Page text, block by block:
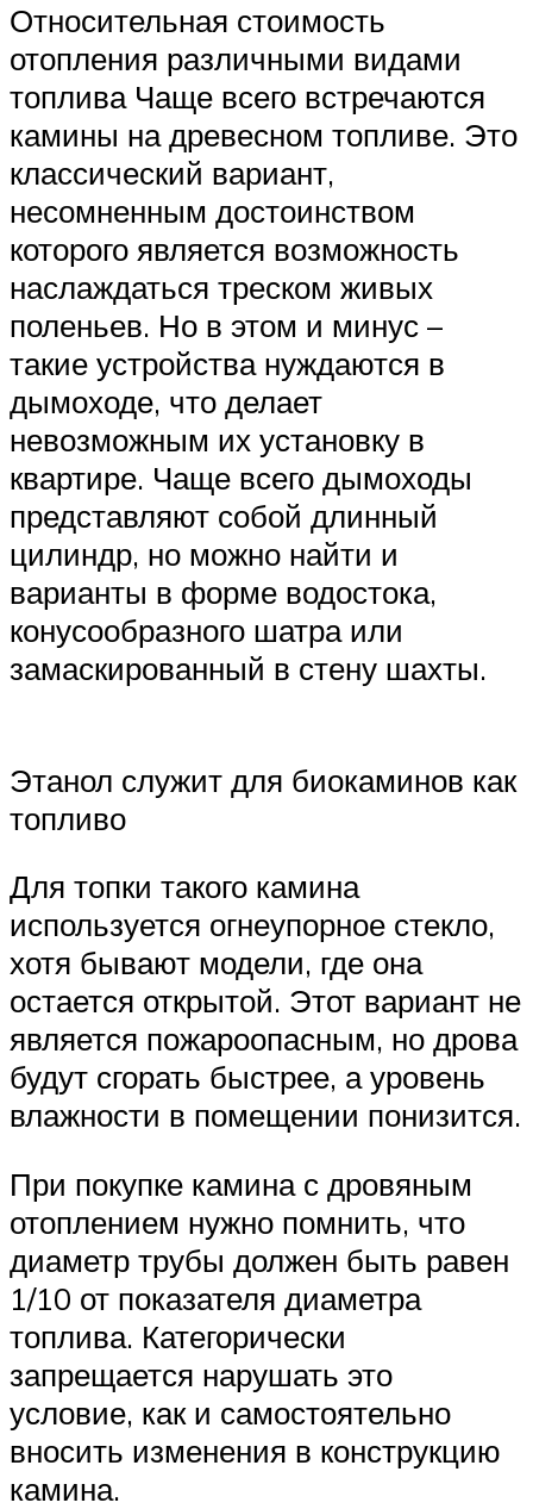
Относительная стоимость
отопления различными видами
топлива Чаще всего встречаются
камины на древесном топливе. Это
классический вариант,
несомненным достоинством
которого является возможность
наслаждаться треском живых
поленьев. Но в этом и минус –
такие устройства нуждаются в
дымоходе, что делает
невозможным их установку в
квартире. Чаще всего дымоходы
представляют собой длинный
цилиндр, но можно найти и
варианты в форме водостока,
конусообразного шатра или
замаскированный в стену шахты.
Этанол служит для биокаминов как
топливо
Для топки такого камина
используется огнеупорное стекло,
хотя бывают модели, где она
остается открытой. Этот вариант не
является пожароопасным, но дрова
будут сгорать быстрее, а уровень
влажности в помещении понизится.
При покупке камина с дровяным
отоплением нужно помнить, что
диаметр трубы должен быть равен
1/10 от показателя диаметра
топлива. Категорически
запрещается нарушать это
условие, как и самостоятельно
вносить изменения в конструкцию
камина.